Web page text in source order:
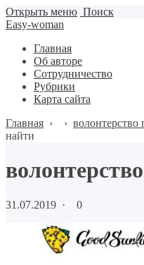
Открыть меню Поиск
Easy-woman
Главная
Об авторе
Сотрудничество
Рубрики
Карта сайта
Главная › › волонтерство
найти
31.07.2019 · 0